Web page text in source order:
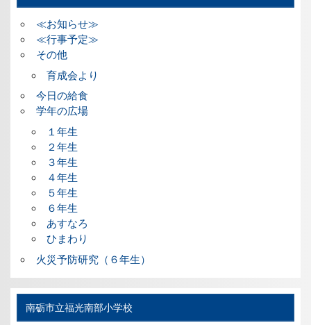
≪お知らせ≫
≪行事予定≫
その他
育成会より
今日の給食
学年の広場
１年生
２年生
３年生
４年生
５年生
６年生
あすなろ
ひまわり
火災予防研究（６年生）
南砺市立福光南部小学校